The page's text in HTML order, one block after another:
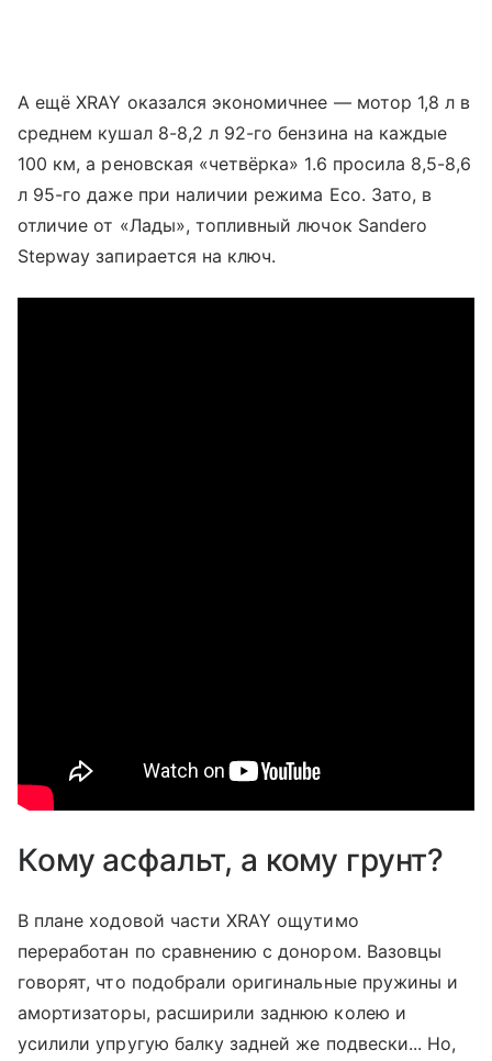
А ещё XRAY оказался экономичнее — мотор 1,8 л в
среднем кушал 8-8,2 л 92-го бензина на каждые
100 км, а реновская «четвёрка» 1.6 просила 8,5-8,6
л 95-го даже при наличии режима Eco. Зато, в
отличие от «Лады», топливный лючок Sandero
Stepway запирается на ключ.
Кому асфальт, а кому грунт?
В плане ходовой части XRAY ощутимо
переработан по сравнению с донором. Вазовцы
говорят, что подобрали оригинальные пружины и
амортизаторы, расширили заднюю колею и
усилили упругую балку задней же подвески... Но,